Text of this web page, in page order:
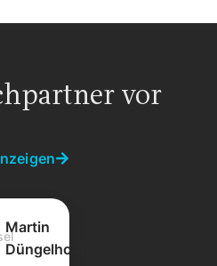
vor
Martin
Düngelhoef